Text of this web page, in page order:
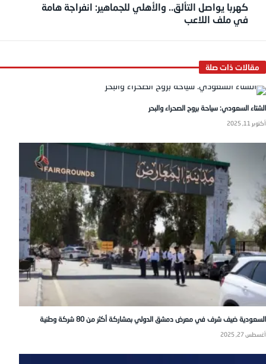
كهربا يواصل التألق.. والأهلي للجماهير: انفراجة هامة
في ملف اللاعب
الشتاء السعودي: سياحة بروح الصحراء والبحر
أكتوبر 11, 2025
السعودية ضيف شرف في معرض دمشق الدولي بمشاركة أكثر من 80 شركة وطنية
أغسطس 27, 2025